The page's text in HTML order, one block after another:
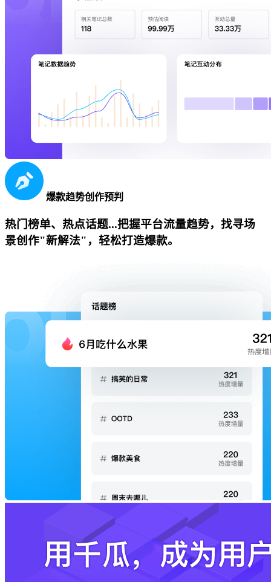
爆款趋势创作预判
热门榜单、热点话题...把握平台流量趋势，找寻场
景创作"新解法"，轻松打造爆款。